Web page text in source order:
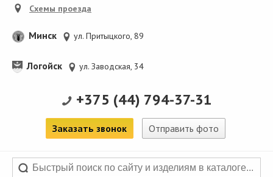
Схемы проезда
Минск ул. Притыцкого, 89
Логойск ул. Заводская, 34
+375 (44) 794-37-31
Заказать звонок Отправить фото